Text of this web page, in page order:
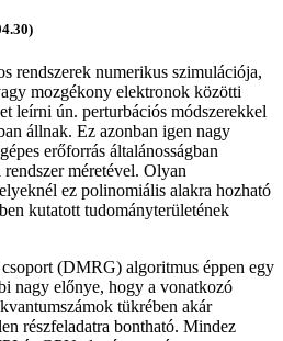
rendszerek numerikus szimulációja,
mozgékony elektronok közötti
leírni ún. perturbációs módszerekkel
állnak. Ez azonban igen nagy
erőforrás általánosságban
méretével. Olyan
ez polinomiális alakra hozható
kutatott tudományterületének
(DMRG) algoritmus éppen egy
nagy előnye, hogy a vonatkozó
tükrében akár
részfeladatra bontható. Mindez